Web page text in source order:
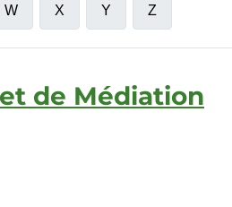
W X Y Z
de Médiation